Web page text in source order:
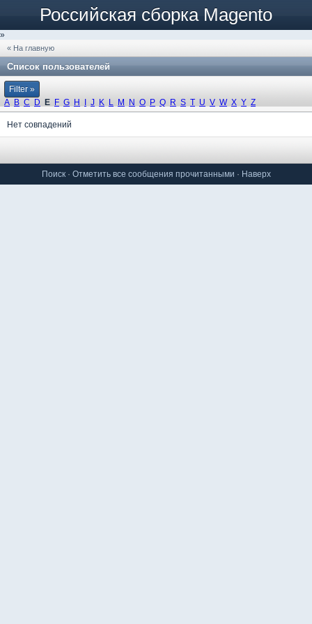
Российская сборка Magento
»
« На главную
Список пользователей
Filter »
A B C D E F G H J K L M N O P Q R S T U V W X Y Z
Нет совпадений
Поиск· Отметить все сообщения прочитанными · Наверх